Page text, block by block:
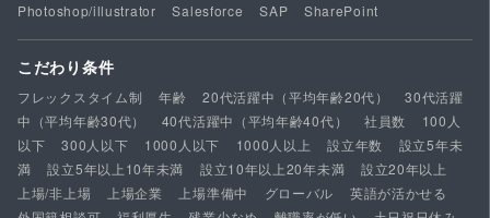
Photoshop/illustrator
Salesforce SAP SharePoint
こだわり条件
フレックスタイム制 年齢 20代活躍中（平均年齢20代）
30代活躍
中（平均年齢30代）
40代活躍中（平均年齢40代） 社員数
100人
以下
300人以下 1000人以下 1000人以上 設立年数
設立5年未
満
設立5年以上10年未満 設立10年以上20年未満
設立20年以上
上場/非上場
上場企業 上場準備中 グローバル
英語が活かせる